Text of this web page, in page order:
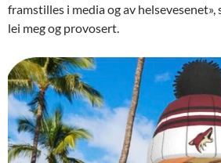
framstilles i media og av helsevesenet»,
lei meg og provosert.